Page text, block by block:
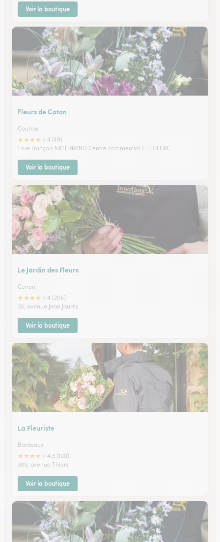
Voir la boutique
Fleurs de Coton
Coutras
★★★★
4 (49)
1 rue François MITERRAND Centre commercial E.LECLERC
Voir la boutique
Le Jardin des Fleurs
Cenon
★★★★
4 (206)
35, avenue Jean Jaurés
Voir la boutique
La Fleuriste
Bordeaux
★★★★
4.3 (100)
309, avenue Thiers
Voir la boutique